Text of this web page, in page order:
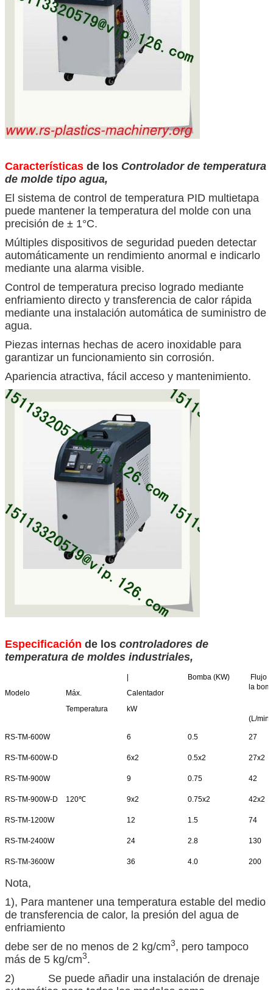
Características de los Controlador de temperatura
de molde tipo agua,
El sistema de control de temperatura PID multietapa
puede mantener la temperatura del molde con una
precisión de ± 1°C.
Múltiples dispositivos de seguridad pueden detectar
automáticamente un rendimiento anormal e indicarlo
mediante una alarma visible.
Control de temperatura preciso logrado mediante
enfriamiento directo y transferencia de calor rápida
mediante una instalación automática de suministro de
agua.
Piezas internas hechas de acero inoxidable para
garantizar un funcionamiento sin corrosión.
Apariencia atractiva, fácil acceso y mantenimiento.
Especificación de los controladores de
temperatura de moldes industriales,
Modelo
Máx.
Temperatura
|
Calentador
kW
Bomba (KW)
Flujo
la
(L/min)
RS-TM-600W 6 0.5 27
RS-TM-600W-D 6x2 0.5x2 27x2
RS-TM-900W 9 0.75 42
RS-TM-900W-D 120℃ 9x2 0.75x2 42x2
RS-TM-1200W 12 1.5 74
RS-TM-2400W 24 2.8 130
RS-TM-3600W 36 4.0 200
Nota,
1), Para mantener una temperatura estable del medio
de transferencia de calor, la presión del agua de
enfriamiento
debe ser de no menos de 2 kg/cm3, pero tampoco
más de 5 kg/cm3.
2) Se puede añadir una instalación de drenaje